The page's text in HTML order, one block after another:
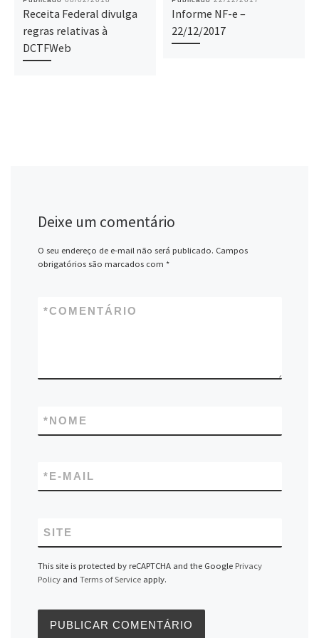
Receita Federal divulga
regras relativas à
DCTFWeb
Informe NF-e –
22/12/2017
Deixe um comentário
O seu endereço de e-mail não será publicado. Campos
obrigatórios são marcados com *
COMENTÁRIO
*
NOME
*
E-MAIL
*
SITE
This site is protected by reCAPTCHA and the Google Privacy
Policyand Terms of Serviceapply.